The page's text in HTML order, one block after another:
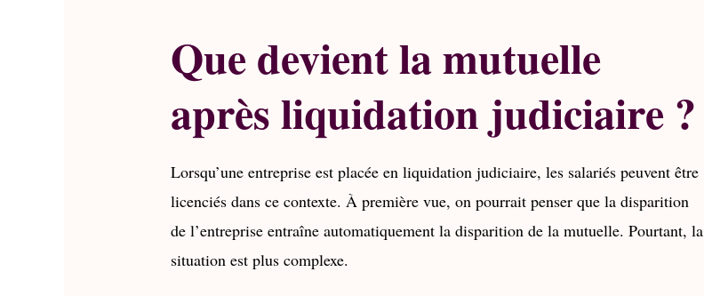
Que devient la mutuelle
après liquidation judiciaire ?
Lorsqu’une entreprise est placée en liquidation judiciaire, les salariés peuvent être
licenciés dans ce contexte. À première vue, on pourrait penser que la disparition
de l’entreprise entraîne automatiquement la disparition de la mutuelle. Pourtant, la
situation est plus complexe.